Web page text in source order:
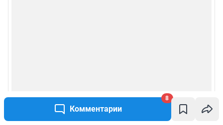
Комментарии
8